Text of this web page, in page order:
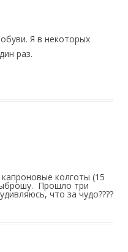
Я в некоторых
раз.
колготы (15
Прошло три
что за чудо????